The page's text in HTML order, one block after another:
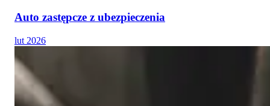
Auto zastępcze z ubezpieczenia
lut 2026